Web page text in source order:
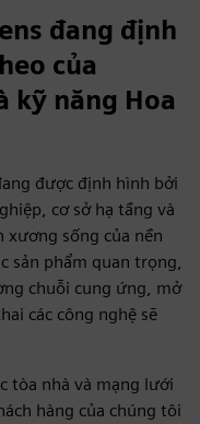
đang định
của
kỹ năng Hoa
được định hình bởi
cơ sở hạ tầng và
sống của nền
sản phẩm quan trọng,
chuỗi cung ứng, mở
các công nghệ sẽ
tòa nhà và mạng lưới
hàng của chúng tôi